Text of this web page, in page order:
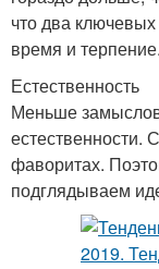
что два
время и терпение.
Естественность
Меньше
естественности.
фаворитах.
подглядываем